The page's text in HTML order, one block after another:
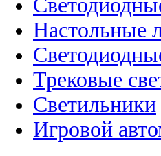
Настольные
Трековые
Светильники
Игровой